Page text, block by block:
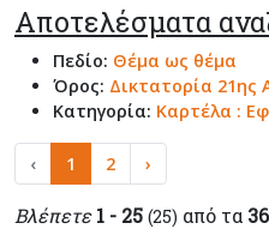
Αποτελέσματα
Πεδίο: Θέμα ως θέμα
Όρος: Δικτατορία 21ης
Κατηγορία: Καρτέλα :
‹ 1 2 ›
Βλέπετε 1 - 25 (25) από τα 36